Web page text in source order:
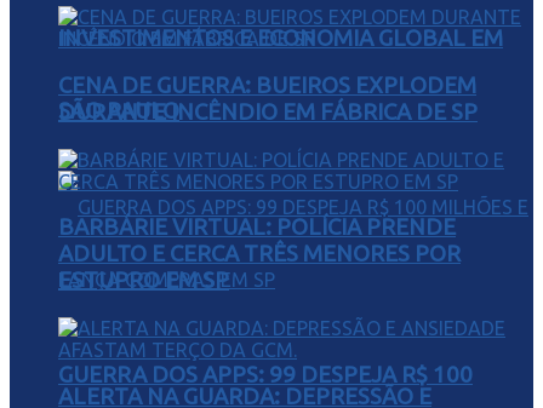
INVESTIMENTOS E ECONOMIA GLOBAL EM
SÃO PAULO
GUERRA DOS APPS: 99 DESPEJA R$ 100
CENA DE GUERRA: BUEIROS EXPLODEM
DURANTE INCÊNDIO EM FÁBRICA DE SP
BARBÁRIE VIRTUAL: POLÍCIA PRENDE
ADULTO E CERCA TRÊS MENORES POR
ESTUPRO EM SP
ALERTA NA GUARDA: DEPRESSÃO E